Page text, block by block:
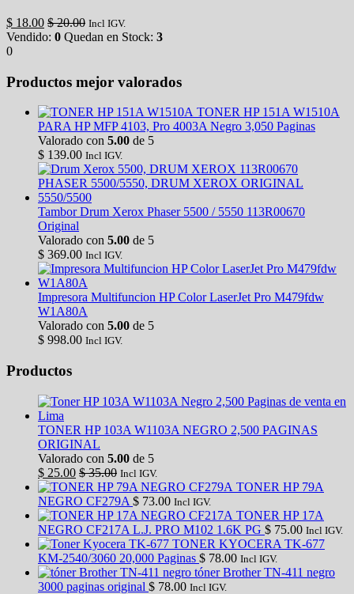
$ 18.00 $20.00 Incl IGV.
Vendido: 0 Quedan en Stock: 3
0
Productos mejor valorados
TONER HP 151A W1510A
PARA HP MFP 4103, Pro 4003A Negro 3,050 Paginas
Valorado con 5.00 de 5
$ 139.00 Incl IGV.
Tambor Drum Xerox Phaser 5500 / 5550 113R00670
Original
Valorado con 5.00 de 5
$ 369.00 Incl IGV.
Impresora Multifuncion HP Color LaserJet Pro M479fdw
W1A80A
Valorado con 5.00 de 5
$ 998.00 Incl IGV.
Productos
TONER HP 103A W1103A NEGRO 2,500 PAGINAS
ORIGINAL
Valorado con 5.00 de 5
$ 25.00 $35.00 Incl IGV.
TONER HP 79A
NEGRO CF279A $ 73.00 Incl IGV.
TONER HP 17A
NEGRO CF217A L.J. PRO M102 1.6K PG $ 75.00 Incl IGV.
TONER KYOCERA TK-677
KM-2540/3060 20,000 Paginas $ 78.00 Incl IGV.
tóner Brother TN-411 negro
3000 paginas original $ 78.00 Incl IGV.